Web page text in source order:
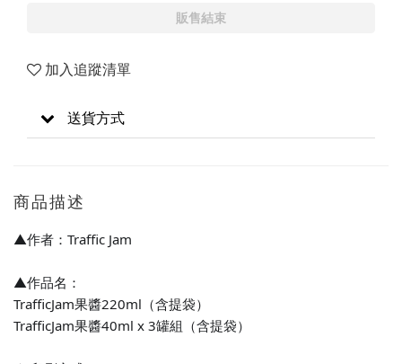
販售結束
加入追蹤清單
送貨方式
商品描述
▲作者：Traffic Jam
▲作品名：
TrafficJam果醬220ml（含提袋）
TrafficJam果醬40ml x 3罐組（含提袋）